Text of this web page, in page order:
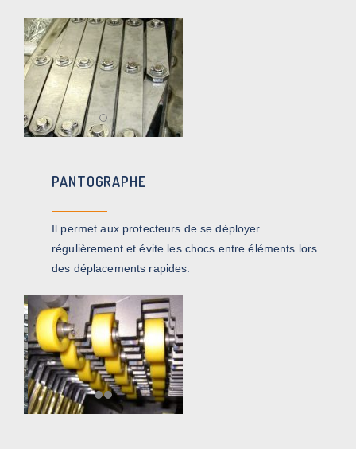
PANTOGRAPHE
Il permet aux protecteurs de se déployer
régulièrement et évite les chocs entre éléments lors
des déplacements rapides.